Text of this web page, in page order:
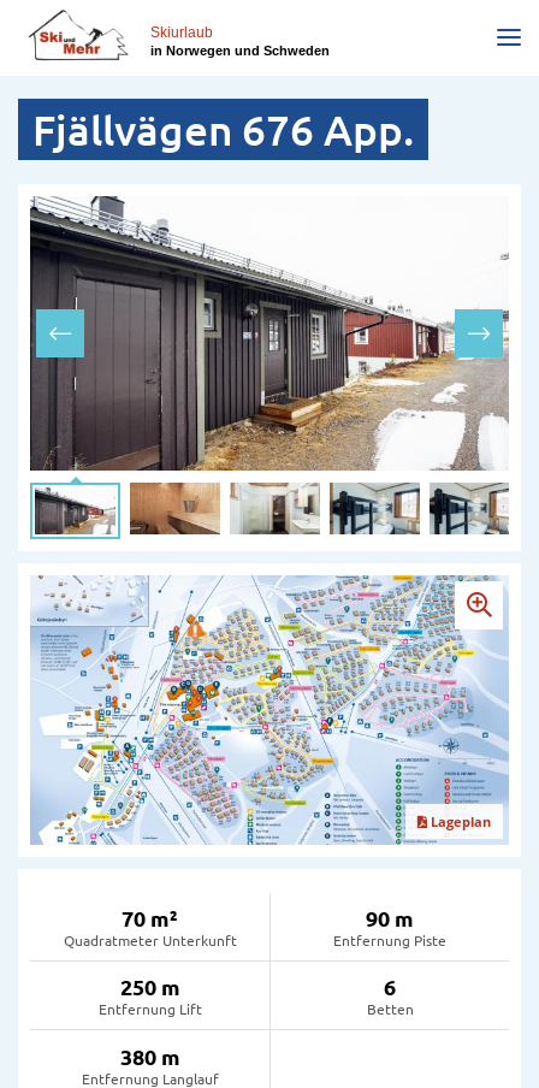
zum
Inhalt
Skiurlaub
in Norwegen und Schweden
Fjällvägen 676 App.
Lageplan
70 m²
Quadratmeter Unterkunft
90 m
Entfernung Piste
250 m
Entfernung Lift
6
Betten
380 m
Entfernung Langlauf